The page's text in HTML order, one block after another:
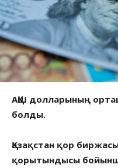
АҚШ долларының
болды.
Қазақстан қор
қорытындысы